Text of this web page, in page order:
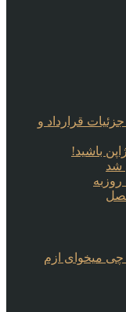
قرارداد و
باشید!
شد
چی میخوای ازم